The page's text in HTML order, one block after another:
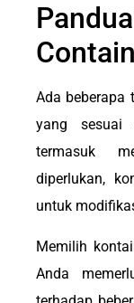
Ada beberapa
yang sesuai
termasuk
diperlukan,
untuk
Memilih
Anda